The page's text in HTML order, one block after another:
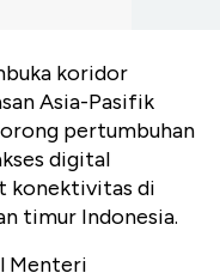
koridor
Asia-Pasifik
pertumbuhan
digital
konektivitas di
timur Indonesia.
Menteri